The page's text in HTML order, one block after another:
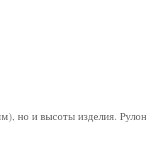
но и высоты изделия.